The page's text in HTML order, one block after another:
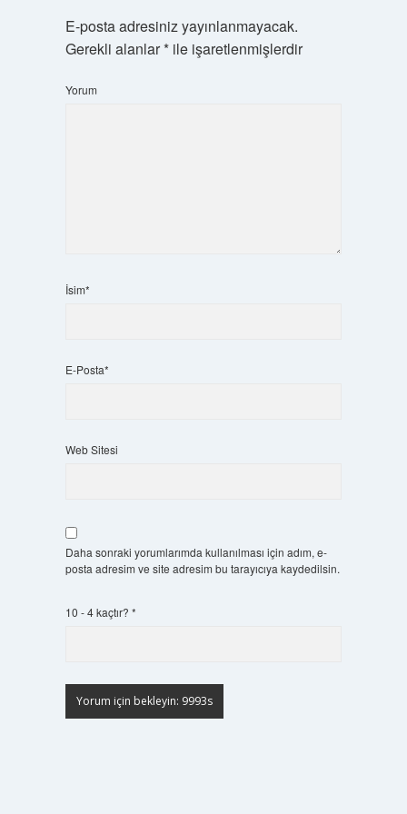
E-posta adresiniz yayınlanmayacak.
Gerekli alanlar*ile işaretlenmişlerdir
Yorum
İsim*
E-Posta*
Web Sitesi
Daha sonraki yorumlarımda kullanılması için adım, e-
posta adresim ve site adresim bu tarayıcıya kaydedilsin.
10 - 4 kaçtır? *